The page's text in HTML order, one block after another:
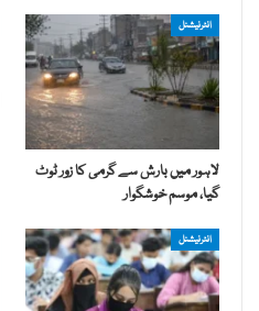
انٹرنیشنل
لاہور میں بارش سے گرمی کا زور ٹوٹ
گیا، موسم خوشگوار
انٹرنیشنل